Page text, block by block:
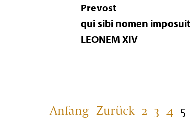
Prevost
qui sibi nomen imposuit
LEONEM XIV
Anfang Zurück 2 3 4 5